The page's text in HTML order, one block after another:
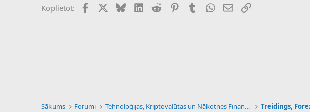
Koplietot: FacebookX (Twitter)
BlueskyLinkedIn
Reddit PinterestTumblrWhatsApp
E-pastsSaiti
Sākums Forumi Tehnoloģijas, Kriptovalūtas un Nākotnes Finanses Treidings,